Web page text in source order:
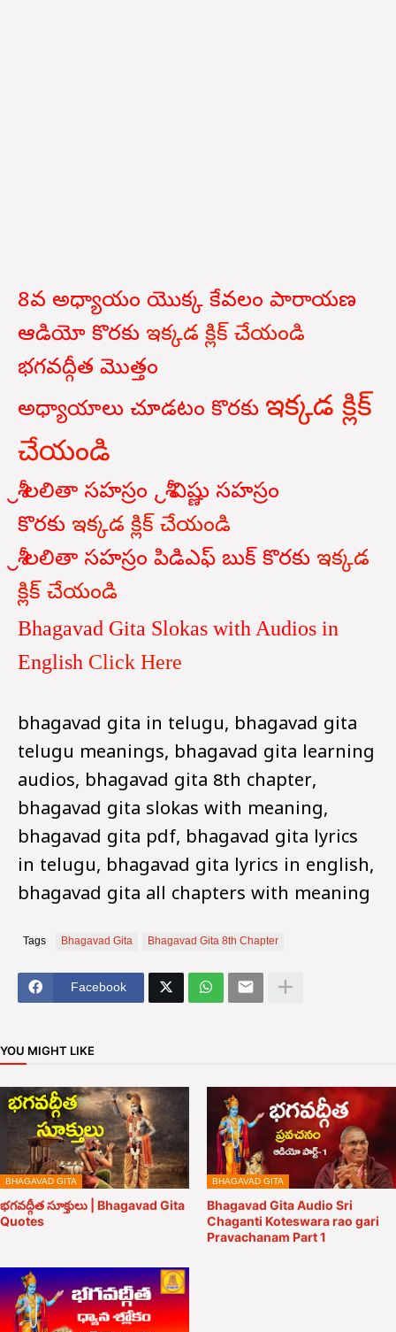
8వ అధ్యాయం యొక్క కేవలం పారాయణ
ఆడియో కొరకు ఇక్కడ క్లిక్ చేయండి
భగవద్గీత మొత్తం
అధ్యాయాలు చూడటం కొరకు ఇక్కడ క్లిక్
చేయండి
శ్రీ లలితా సహస్రం , శ్రీ విష్ణు సహస్రం
కొరకు ఇక్కడ క్లిక్ చేయండి
శ్రీ లలితా సహస్రం పిడిఎఫ్ బుక్ కొరకు ఇక్కడ
క్లిక్ చేయండి
Bhagavad Gita Slokas with Audios in
English Click Here
bhagavad gita in telugu, bhagavad gita
telugu meanings, bhagavad gita learning
audios, bhagavad gita 8th chapter,
bhagavad gita slokas with meaning,
bhagavad gita pdf, bhagavad gita lyrics
in telugu, bhagavad gita lyrics in english,
bhagavad gita all chapters with meaning
Tags Bhagavad Gita Bhagavad Gita 8th Chapter
Facebook
YOU MIGHT LIKE
BHAGAVAD GITA
భగవద్గీత సూక్తులు | Bhagavad Gita
Quotes
BHAGAVAD GITA
Bhagavad Gita Audio Sri
Chaganti Koteswara rao gari
Pravachanam Part 1